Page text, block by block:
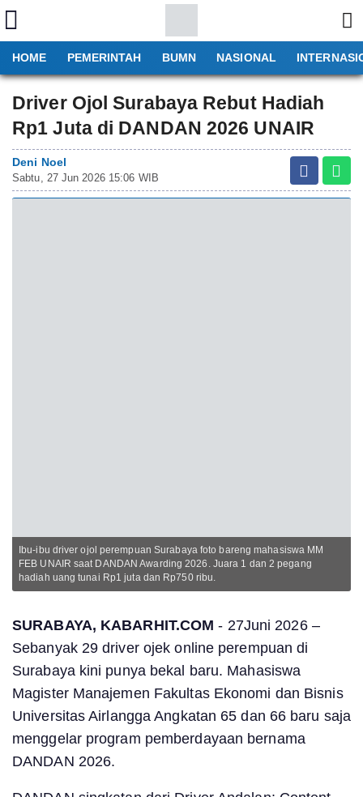
HOME PEMERINTAH BUMN NASIONAL
Driver Ojol Surabaya Rebut Hadiah
Rp1 Juta di DANDAN 2026 UNAIR
Deni Noel
Sabtu, 27 Jun 2026 15:06 WIB
Ibu-ibu driver ojol perempuan Surabaya foto bareng mahasiswa MM
FEB UNAIR saat DANDAN Awarding 2026. Juara 1 dan 2 pegang
hadiah uang tunai Rp1 juta dan Rp750 ribu.
SURABAYA, KABARHIT.COM - 27Juni 2026 –
Sebanyak 29 driver ojek online perempuan di
Surabaya kini punya bekal baru. Mahasiswa
Magister Manajemen Fakultas Ekonomi dan Bisnis
Universitas Airlangga Angkatan 65 dan 66 baru saja
menggelar program pemberdayaan bernama
DANDAN 2026.